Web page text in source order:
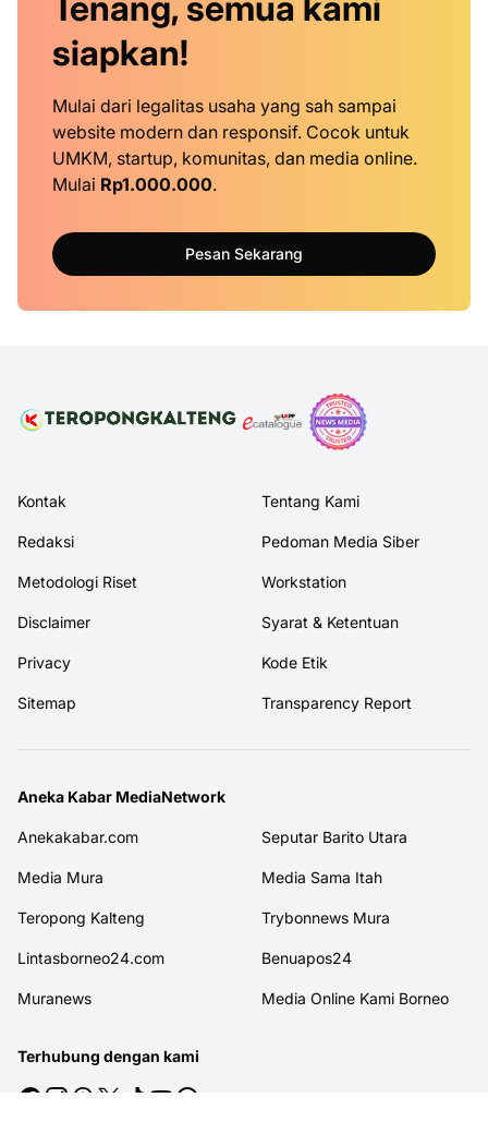
Tenang, semua kami
siapkan!
Mulai dari legalitas usaha yang sah sampai
website modern dan responsif. Cocok untuk
UMKM, startup, komunitas, dan media online.
Mulai Rp1.000.000.
Pesan Sekarang
Kontak Tentang Kami
Redaksi Pedoman Media Siber
Metodologi Riset Workstation
Disclaimer Syarat & Ketentuan
Privacy Kode Etik
Sitemap Transparency Report
Aneka Kabar MediaNetwork
Anekakabar.com Seputar Barito Utara
Media Mura Media Sama Itah
Teropong Kalteng Trybonnews Mura
Lintasborneo24.com Benuapos24
Muranews Media Online Kami Borneo
Terhubung dengan kami